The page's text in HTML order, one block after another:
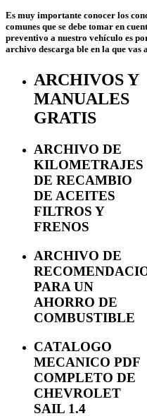
Es muy importante conocer los
comunes que se debe tomar en
preventivo a nuestro vehículo es
archivo descarga ble en la que
ARCHIVOS Y
MANUALES
GRATIS
ARCHIVO DE
KILOMETRAJES
DE RECAMBIO
DE ACEITES
FILTROS Y
FRENOS
ARCHIVO DE
PARA UN
AHORRO DE
COMBUSTIBLE
CATALOGO
MECANICO PDF
COMPLETO DE
CHEVROLET
SAIL 1.4